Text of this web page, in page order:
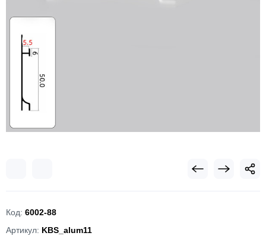
Код: 6002-88
Артикул: KBS_alum11